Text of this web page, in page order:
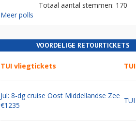
Totaal aantal stemmen: 170
Meer polls
VOORDELIGE RETOURTICKETS
TUI vliegtickets TUI
Jul: 8-dg cruise Oost Middellandse Zee
€1235
TUI